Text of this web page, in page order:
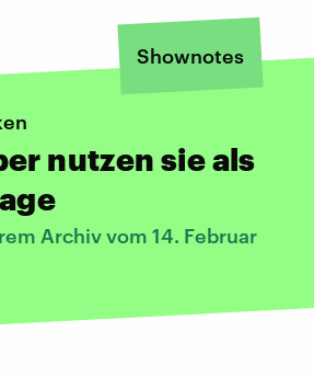
Shownotes
nutzen sie als
Archiv vom 14. Februar